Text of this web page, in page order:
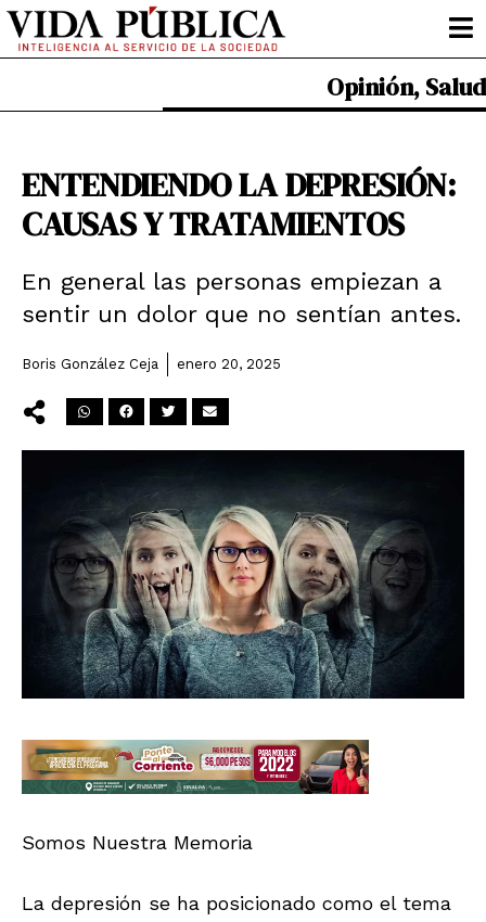
Ir
contenido
Opinión, Salud
ENTENDIENDO LA DEPRESIÓN:
CAUSAS Y TRATAMIENTOS
En general las personas empiezan a
sentir un dolor que no sentían antes.
Boris González Ceja enero 20, 2025
Somos Nuestra Memoria
La depresión se ha posicionado como el tema